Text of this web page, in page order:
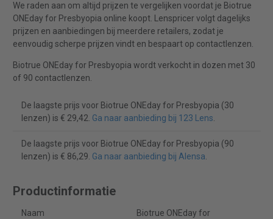
We raden aan om altijd prijzen te vergelijken voordat je Biotrue
ONEday for Presbyopia online koopt. Lenspricer volgt dagelijks
prijzen en aanbiedingen bij meerdere retailers, zodat je
eenvoudig scherpe prijzen vindt en bespaart op contactlenzen.
Biotrue ONEday for Presbyopia wordt verkocht in dozen met 30
of 90 contactlenzen.
De laagste prijs voor Biotrue ONEday for Presbyopia (30
lenzen) is € 29,42. Ga naar aanbieding bij 123 Lens.
De laagste prijs voor Biotrue ONEday for Presbyopia (90
lenzen) is € 86,29. Ga naar aanbieding bij Alensa.
Productinformatie
Naam
Biotrue ONEday for